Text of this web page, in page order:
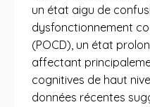
un état aigu de
dysfonctionnement
(POCD), un état
affectant
cognitives de haut
données récentes